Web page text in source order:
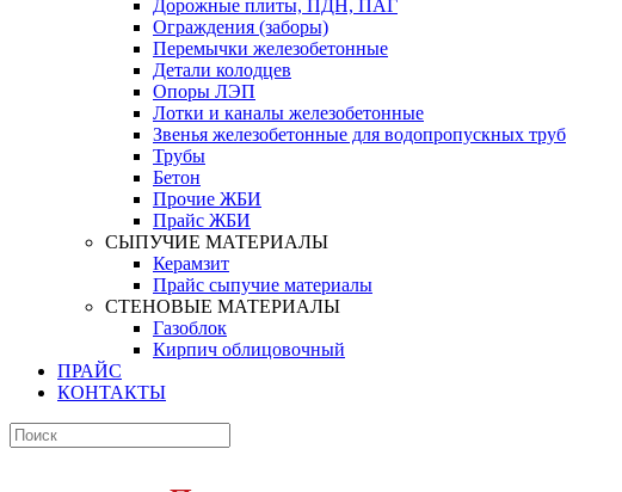
Дорожные плиты, ПДН, ПАГ
Ограждения (заборы)
Перемычки железобетонные
Детали колодцев
Опоры ЛЭП
Лотки и каналы железобетонные
Звенья железобетонные для водопропускных труб
Трубы
Бетон
Прочие ЖБИ
Прайс ЖБИ
СЫПУЧИЕ МАТЕРИАЛЫ
Керамзит
Прайс сыпучие материалы
СТЕНОВЫЕ МАТЕРИАЛЫ
Газоблок
Кирпич облицовочный
ПРАЙС
КОНТАКТЫ